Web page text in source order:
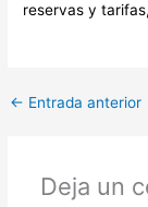
reservas y
← Entrada anterior
Deja un